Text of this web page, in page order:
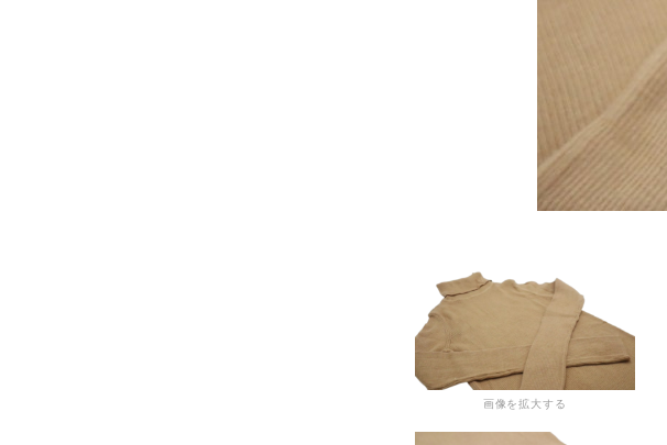
画像を拡大する